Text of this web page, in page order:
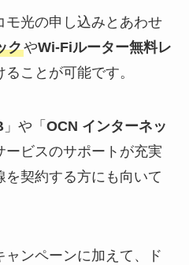
モ光の申し込みとあわせ
クやWi-Fiルーター無料レ
ことが可能です。
」や「 OCN インターネッ
ービスのサポートが充実
を契約する方にも向いて
ャンペーンに加えて、ド